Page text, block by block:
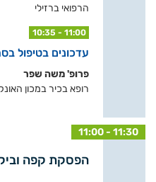
הרפואי ברזילי
10:35 - 11:00
עדכונים בטיפול
פרופ' משה שפר
רופא בכיר במכון
11:00 - 11:30
הפסקת קפה